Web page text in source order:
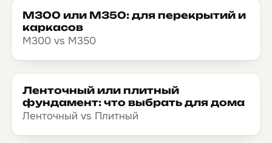
М300 или М350: для перекрытий и
каркасов
М300 vs М350
Ленточный или плитный
фундамент: что выбрать для дома
Ленточный vs Плитный